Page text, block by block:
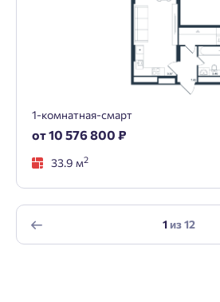
1-комнатная-смарт
от 10 576 800 ₽
33.9 м2
1из12